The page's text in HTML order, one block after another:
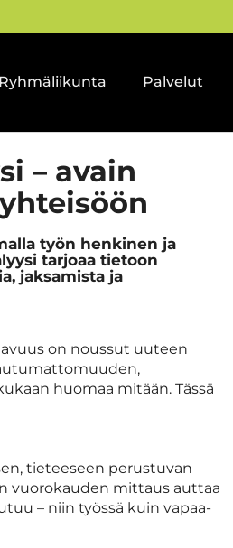
Ryhmäliikunta Palvelut
– avain
työn henkinen ja
tarjoaa tietoon
jaksamista ja
on noussut uuteen
huomaa mitään. Tässä
tieteeseen perustuvan
vuorokauden mittaus auttaa
– niin työssä kuin vapaa-